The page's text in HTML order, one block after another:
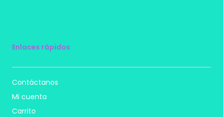
Enlaces rápidos
Contáctanos
Mi cuenta
Carrito